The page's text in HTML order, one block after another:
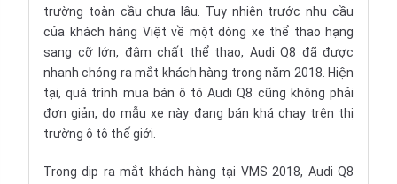
trường toàn cầu chưa lâu. Tuy nhiên trước nhu cầu
của khách hàng Việt về một dòng xe thể thao hạng
sang cỡ lớn, đậm chất thể thao, Audi Q8 đã được
nhanh chóng ra mắt khách hàng trong năm 2018. Hiện
tại, quá trình mua bán ô tô Audi Q8 cũng không phải
đơn giản, do mẫu xe này đang bán khá chạy trên thị
trường ô tô thế giới.
Trong dịp ra mắt khách hàng tại VMS 2018, Audi Q8